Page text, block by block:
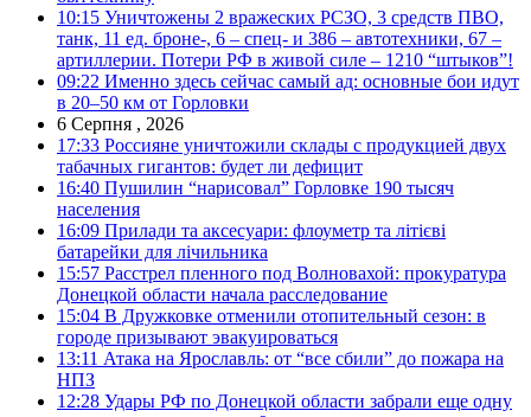
10:15 Уничтожены 2 вражеских РСЗО, 3 средств ПВО,
танк, 11 ед. броне-, 6 – спец- и 386 – автотехники, 67 –
артиллерии. Потери РФ в живой силе – 1210 “штыков”!
09:22 Именно здесь сейчас самый ад: основные бои идут
в 20–50 км от Горловки
6 Серпня , 2026
17:33 Россияне уничтожили склады с продукцией двух
табачных гигантов: будет ли дефицит
16:40 Пушилин “нарисовал” Горловке 190 тысяч
населения
16:09 Прилади та аксесуари: флоуметр та літієві
батарейки для лічильника
15:57 Расстрел пленного под Волновахой: прокуратура
Донецкой области начала расследование
15:04 В Дружковке отменили отопительный сезон: в
городе призывают эвакуироваться
13:11 Атака на Ярославль: от “все сбили” до пожара на
НПЗ
12:28 Удары РФ по Донецкой области забрали еще одну